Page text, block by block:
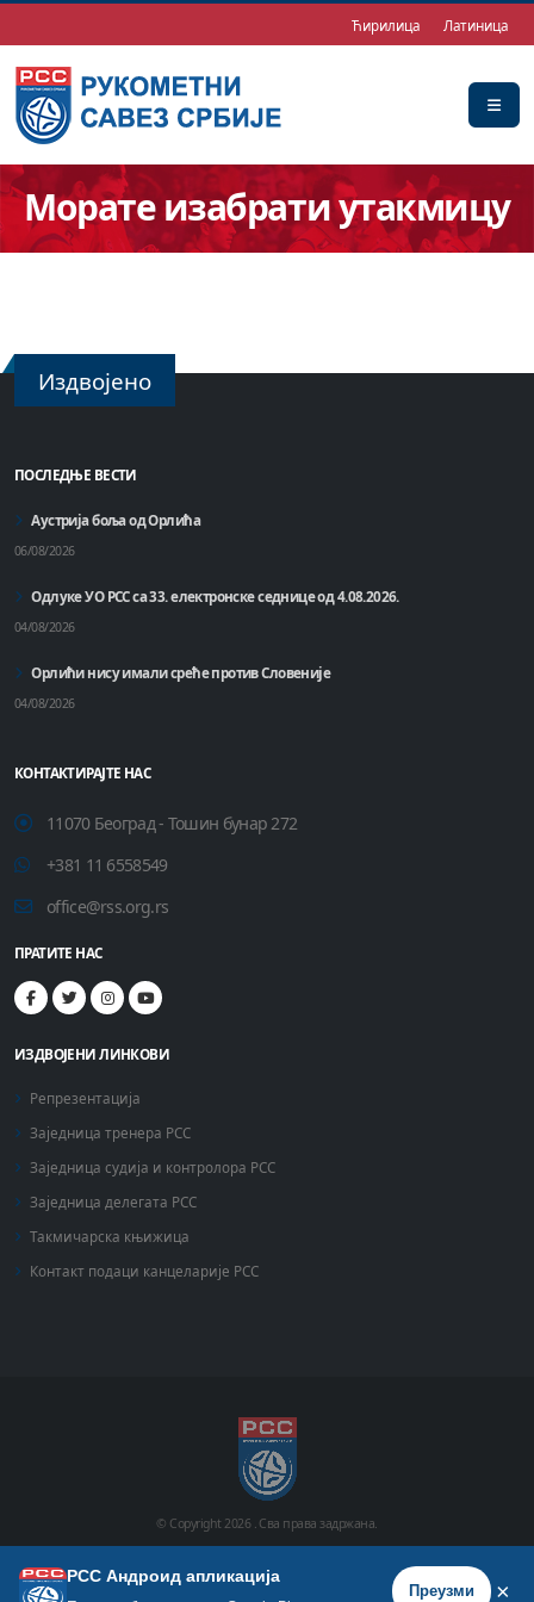
Ћирилица Латиница
Морате изабрати утакмицу
Издвојено
ПОСЛЕДЊЕ ВЕСТИ
Аустрија боља од Орлића
06/08/2026
Одлуке УО РСС са 33. електронске седнице од 4.08.2026.
04/08/2026
Орлићи нису имали среће против Словеније
04/08/2026
КОНТАКТИРАЈТЕ НАС
11070 Београд - Тошин бунар 272
+381 11 6558549
office@rss.org.rs
ПРАТИТЕ НАС
ИЗДВОЈЕНИ ЛИНКОВИ
Репрезентација
Заједница тренера РСС
Заједница судија и контролора РСС
Заједница делегата РСС
Такмичарска књижица
Контакт подаци канцеларије РСС
© Copyright2026 . Сва права задржана.
Почетна Историја Фото галерија Видео галерија
РСС Андроид апликација
Преузми ×